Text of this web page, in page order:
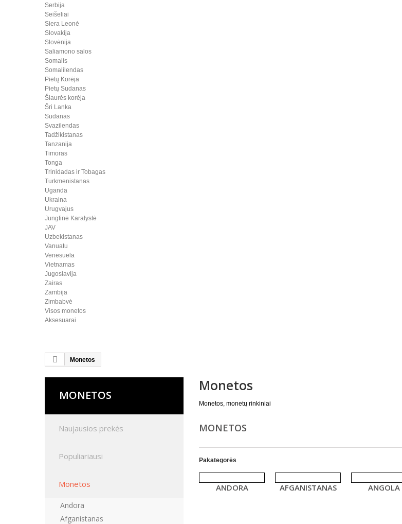
Serbija
Seišeliai
Siera Leonė
Slovakija
Slovėnija
Saliamono salos
Somalis
Somalilendas
Pietų Korėja
Pietų Sudanas
Šiaurės korėja
Šri Lanka
Sudanas
Svazilendas
Tadžikistanas
Tanzanija
Timoras
Tonga
Trinidadas ir Tobagas
Turkmenistanas
Uganda
Ukraina
Urugvajus
Jungtinė Karalystė
JAV
Uzbekistanas
Vanuatu
Venesuela
Vietnamas
Jugoslavija
Zairas
Zambija
Zimbabvė
Visos monetos
Aksesuarai
Monetos
MONETOS
Naujausios prekės
Populiariausi
Monetos
Andora
Afganistanas
Monetos
Monetos, monetų rinkiniai
MONETOS
Pakategorės
ANDORA AFGANISTANAS ANGOLA